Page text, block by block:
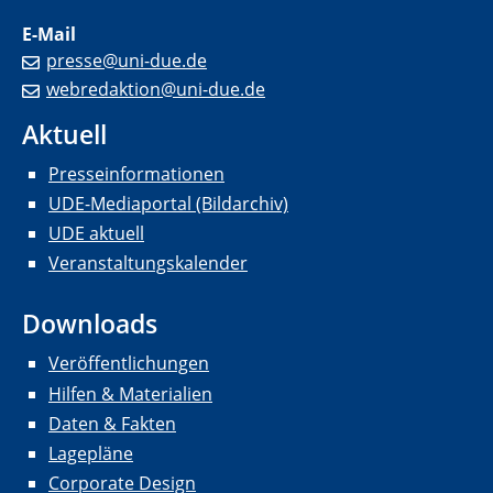
E-Mail
presse@uni-due.de
webredaktion@uni-due.de
Aktuell
Presseinformationen
UDE-Mediaportal (Bildarchiv)
UDE aktuell
Veranstaltungskalender
Downloads
Veröffentlichungen
Hilfen & Materialien
Daten & Fakten
Lagepläne
Corporate Design